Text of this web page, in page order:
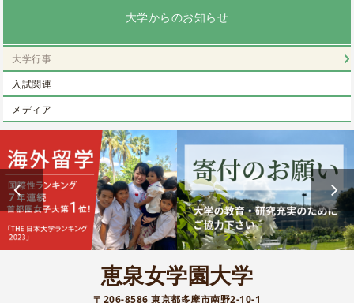
大学からのお知らせ
大学行事
入試関連
メディア
恵泉女学園大学
〒206-8586 東京都多摩市南野2-10-1